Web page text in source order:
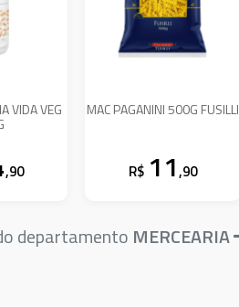
VIDA VEG
,90
MAC PAGANINI 500G FUSILLI
R$ 11,90
departamento MERCEARIA